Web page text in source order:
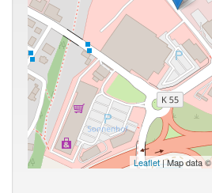
Leaflet| Map data ©